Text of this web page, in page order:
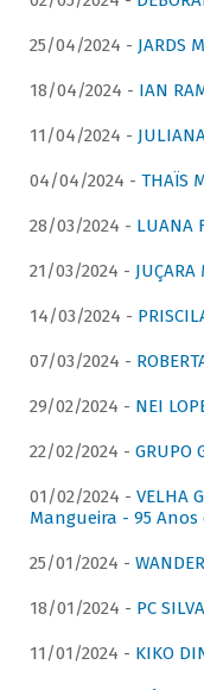
25/04/2024 - JARDS
18/04/2024 - IAN
11/04/2024 -
04/04/2024 - THAÏS
28/03/2024 - LUANA
21/03/2024 -
14/03/2024 -
07/03/2024 -
29/02/2024 - NEI
22/02/2024 - GRUPO
01/02/2024 - VELHA
Mangueira - 95 Anos
25/01/2024 -
18/01/2024 - PC
11/01/2024 - KIKO